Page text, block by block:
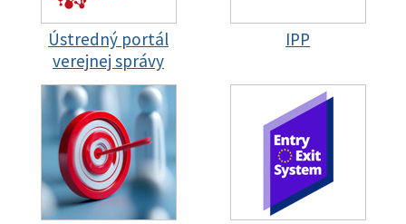
Ústredný portál
verejnej správy
IPP